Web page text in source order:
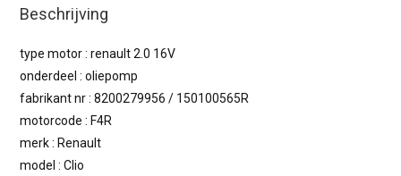
Beschrijving
type motor : renault 2.0 16V
onderdeel : oliepomp
fabrikant nr : 8200279956 / 150100565R
motorcode : F4R
merk : Renault
model : Clio